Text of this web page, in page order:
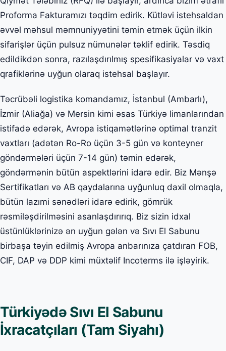
Proforma Fakturamızı təqdim edirik. Kütləvi istehsaldan
əvvəl məhsul məmnuniyyətini təmin etmək üçün ilkin
sifarişlər üçün pulsuz nümunələr təklif edirik. Təsdiq
edildikdən sonra, razılaşdırılmış spesifikasiyalar və vaxt
qrafiklərinə uyğun olaraq istehsal başlayır.
Təcrübəli logistika komandamız, İstanbul (Ambarlı),
İzmir (Aliağa) və Mersin kimi əsas Türkiyə limanlarından
istifadə edərək, Avropa istiqamətlərinə optimal tranzit
vaxtları (adətən Ro-Ro üçün 3-5 gün və konteyner
göndərmələri üçün 7-14 gün) təmin edərək,
göndərmənin bütün aspektlərini idarə edir. Biz Mənşə
Sertifikatları və AB qaydalarına uyğunluq daxil olmaqla,
bütün lazımi sənədləri idarə edirik, gömrük
rəsmiləşdirilməsini asanlaşdırırıq. Biz sizin idxal
üstünlüklərinizə ən uyğun gələn və Sıvı El Sabunu
birbaşa təyin edilmiş Avropa anbarınıza çatdıran FOB,
CIF, DAP və DDP kimi müxtəlif Incoterms ilə işləyirik.
Türkiyədə Sıvı El Sabunu
İxracatçıları (Tam Siyahı)